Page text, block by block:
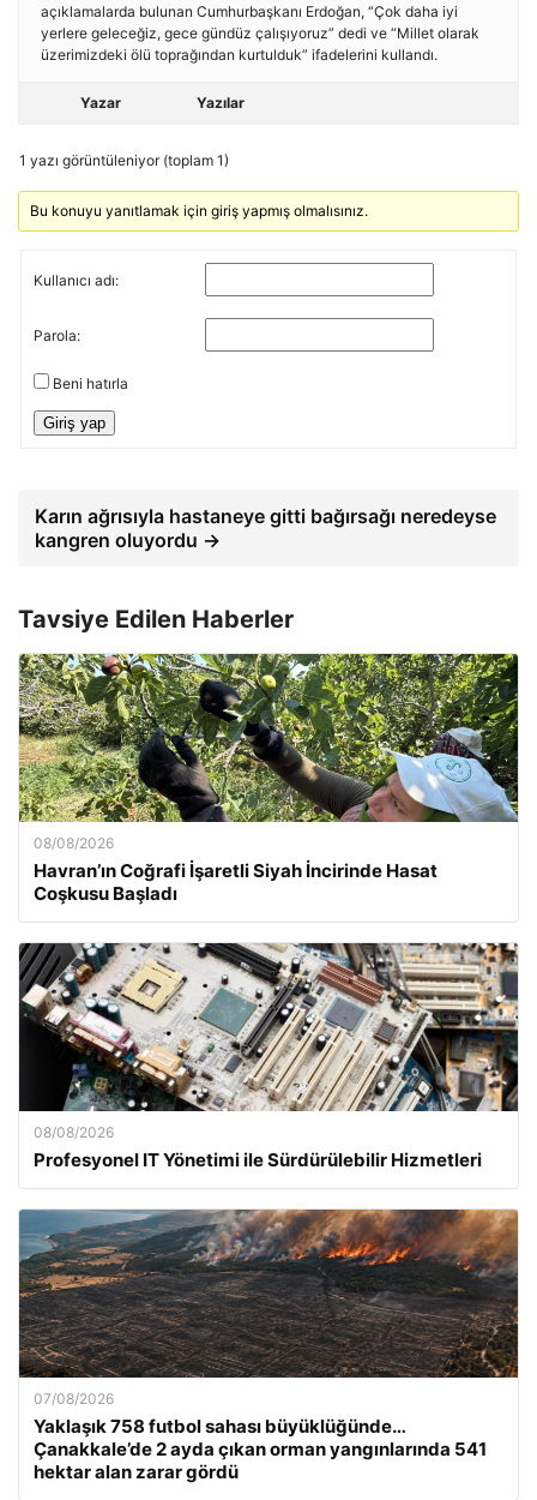
açıklamalarda bulunan Cumhurbaşkanı Erdoğan, “Çok daha iyi
yerlere geleceğiz, gece gündüz çalışıyoruz” dedi ve “Millet olarak
üzerimizdeki ölü toprağından kurtulduk” ifadelerini kullandı.
Yazar Yazılar
1 yazı görüntüleniyor (toplam 1)
Bu konuyu yanıtlamak için giriş yapmış olmalısınız.
Kullanıcı adı:
Parola:
Beni hatırla
Giriş yap
Karın ağrısıyla hastaneye gitti bağırsağı neredeyse
kangren oluyordu →
Tavsiye Edilen Haberler
08/08/2026
Havran’ın Coğrafi İşaretli Siyah İncirinde Hasat
Coşkusu Başladı
08/08/2026
Profesyonel IT Yönetimi ile Sürdürülebilir Hizmetleri
07/08/2026
Yaklaşık 758 futbol sahası büyüklüğünde…
Çanakkale’de 2 ayda çıkan orman yangınlarında 541
hektar alan zarar gördü